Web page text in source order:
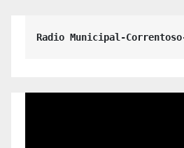
Radio Municipal-